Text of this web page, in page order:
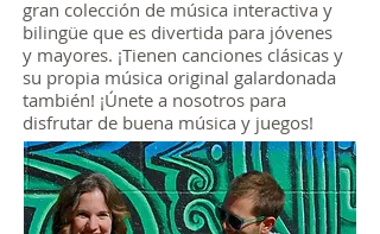
gran colección de música interactiva y
bilingüe que es divertida para jóvenes
y mayores. ¡Tienen canciones clásicas y
su propia música original galardonada
también! ¡Únete a nosotros para
disfrutar de buena música y juegos!